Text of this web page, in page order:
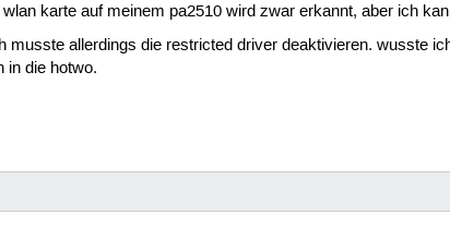
karte auf meinem pa2510 wird zwar erkannt, aber ich
musste allerdings die restricted driver deaktivieren. wusste
in die hotwo.